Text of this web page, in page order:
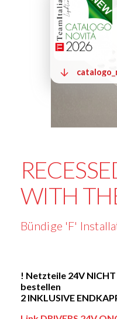
WITH
Bündige 'F'
! Netzteile 24V NICHT
bestellen
2 INKLUSIVE